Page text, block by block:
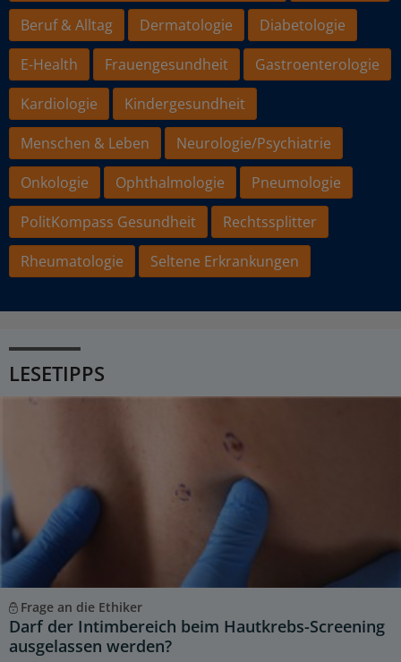
Beruf & Alltag
Dermatologie
Diabetologie
E-Health
Frauengesundheit
Gastroenterologie
Kardiologie
Kindergesundheit
Menschen & Leben
Neurologie/Psychiatrie
Onkologie
Ophthalmologie
Pneumologie
PolitKompass Gesundheit
Rechtssplitter
Rheumatologie
Seltene Erkrankungen
LESETIPPS
Frage an die Ethiker
Darf der Intimbereich beim Hautkrebs-Screening
ausgelassen werden?